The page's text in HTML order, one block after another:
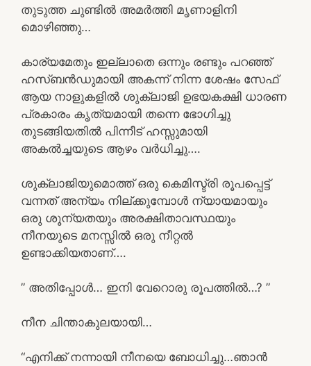
തുടുത്ത ചുണ്ടിൽ അമർത്തി മൃണാളിനി
മൊഴിഞ്ഞു…
കാര്യമേതും ഇല്ലാതെ ഒന്നും രണ്ടും പറഞ്ഞ്
ഹസ്ബൻഡുമായി അകന്ന് നിന്ന ശേഷം സേഫ്
ആയ നാളുകളിൽ ശുക്ലാജി ഉഭയകക്ഷി ധാരണ
പ്രകാരം കൃത്യമായി തന്നെ ഭോഗിച്ചു
തുടങ്ങിയതിൽ പിന്നീട് ഹസ്സുമായി
അകൽച്ചയുടെ ആഴം വർധിച്ചു….
ശുക്ലാജിയുമൊത്ത് ഒരു കെമിസ്ട്രി രൂപപ്പെട്ട്
വന്നത് അന്യം നില്ക്കുമ്പോൾ ന്യായമായും
ഒരു ശൂന്യതയും അരക്ഷിതാവസ്ഥയും
നീനയുടെ മനസ്സിൽ ഒരു നീറ്റൽ
ഉണ്ടാക്കിയതാണ്….
” അതിപ്പോൾ… ഇനി വേറൊരു രൂപത്തിൽ…? ”
നീന ചിന്താകുലയായി…
“എനിക്ക് നന്നായി നീനയെ ബോധിച്ചു…ഞാൻ